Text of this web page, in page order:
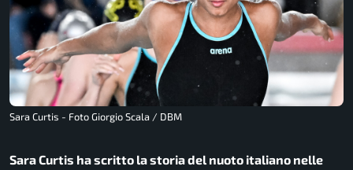
Sara Curtis - Foto Giorgio Scala / DBM
Sara Curtis ha scritto la storia del nuoto italiano nelle